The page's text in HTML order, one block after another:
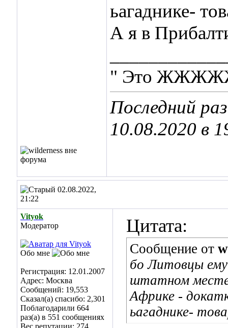
ьагаднике-
А я в
" Это ЖЖЖЖЖ
Последний
10.08.2020 в
02.08.2022,
21:22
Vityok
Модератор
Обо мне
Регистрация: 12.01.2007
Адрес: Москва
Сообщений: 19,553
Сказал(а) спасибо: 2,301
Поблагодарили 664
раз(а) в 551 сообщениях
Вес репутации: 274
Цитата:
Сообщение от
бо Литовцы ему
штатном месте
Африке -
ьагаднике-